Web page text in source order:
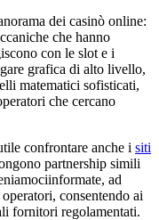
dei casinò online:
che hanno
con le slot e i
grafica di alto livello,
matematici sofisticati,
che cercano
confrontare anche i siti
partnership simili
ad
consentendo ai
fornitori regolamentati.